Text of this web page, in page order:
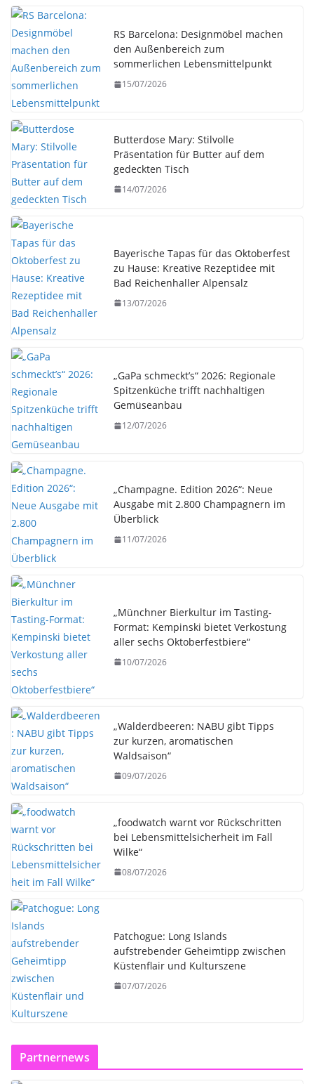
RS Barcelona: Designmöbel machen
den Außenbereich zum
sommerlichen Lebensmittelpunkt
15/07/2026
Butterdose Mary: Stilvolle
Präsentation für Butter auf dem
gedeckten Tisch
14/07/2026
Bayerische Tapas für das Oktoberfest
zu Hause: Kreative Rezeptidee mit
Bad Reichenhaller Alpensalz
13/07/2026
„GaPa schmeckt’s“ 2026: Regionale
Spitzenküche trifft nachhaltigen
Gemüseanbau
12/07/2026
„Champagne. Edition 2026“: Neue
Ausgabe mit 2.800 Champagnern im
Überblick
11/07/2026
„Münchner Bierkultur im Tasting-
Format: Kempinski bietet Verkostung
aller sechs Oktoberfestbiere“
10/07/2026
„Walderdbeeren: NABU gibt Tipps
zur kurzen, aromatischen
Waldsaison“
09/07/2026
„foodwatch warnt vor Rückschritten
bei Lebensmittelsicherheit im Fall
Wilke“
08/07/2026
Patchogue: Long Islands
aufstrebender Geheimtipp zwischen
Küstenflair und Kulturszene
07/07/2026
Partnernews